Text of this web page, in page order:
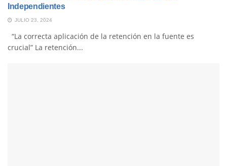
Independientes
JULIO 23, 2024
“La correcta aplicación de la retención en la fuente es
crucial” La retención...